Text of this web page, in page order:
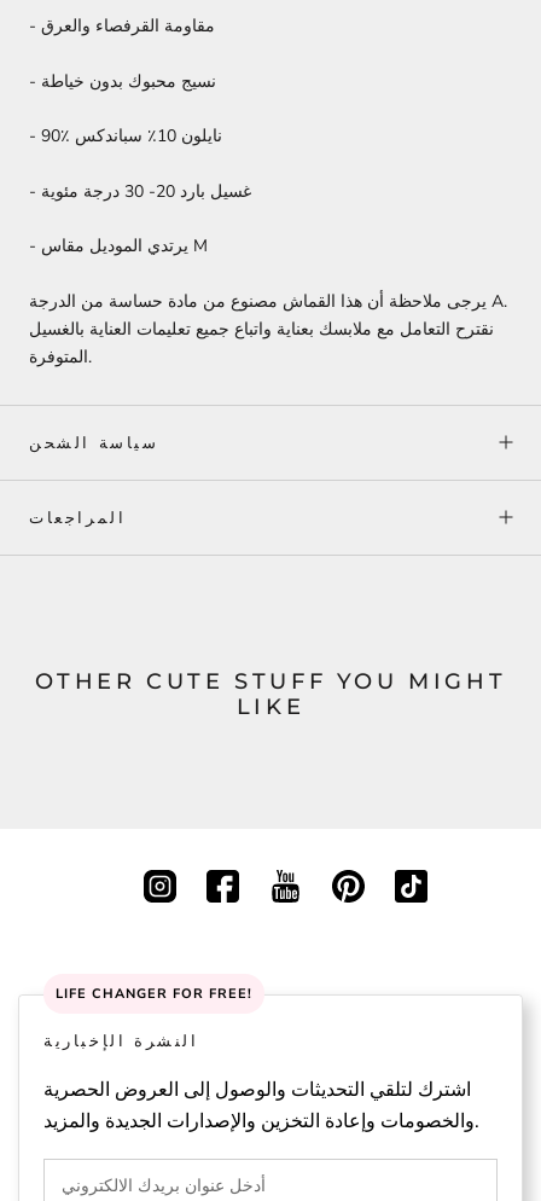
- مقاومة القرفصاء والعرق
- نسيج محبوك بدون خياطة
- 90٪ نايلون 10٪ سباندكس
- غسيل بارد 20- 30 درجة مئوية
- يرتدي الموديل مقاس M
يرجى ملاحظة أن هذا القماش مصنوع من مادة حساسة من الدرجة A.
نقترح التعامل مع ملابسك بعناية واتباع جميع تعليمات العناية بالغسيل
المتوفرة.
سياسة الشحن
المراجعات
OTHER CUTE STUFF YOU MIGHT
LIKE
LIFE CHANGER FOR FREE!
النشرة الإخبارية
اشترك لتلقي التحديثات والوصول إلى العروض الحصرية
والخصومات وإعادة التخزين والإصدارات الجديدة والمزيد.